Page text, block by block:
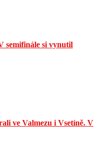
semifinále si vynutil
ve Valmezu i Vsetíně. V